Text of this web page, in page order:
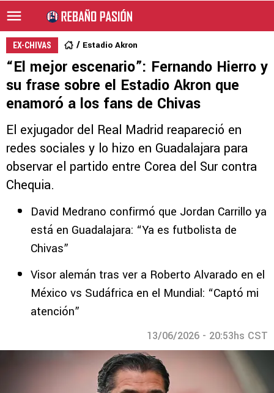
EX-CHIVAS Estadio Akron
“El mejor escenario”: Fernando Hierro y
su frase sobre el Estadio Akron que
enamoró a los fans de Chivas
El exjugador del Real Madrid reapareció en
redes sociales y lo hizo en Guadalajara para
observar el partido entre Corea del Sur contra
Chequia.
David Medrano confirmó que Jordan Carrillo ya
está en Guadalajara: “Ya es futbolista de
Chivas”
Visor alemán tras ver a Roberto Alvarado en el
México vs Sudáfrica en el Mundial: “Captó mi
atención”
13/06/2026 - 20:53hs CST